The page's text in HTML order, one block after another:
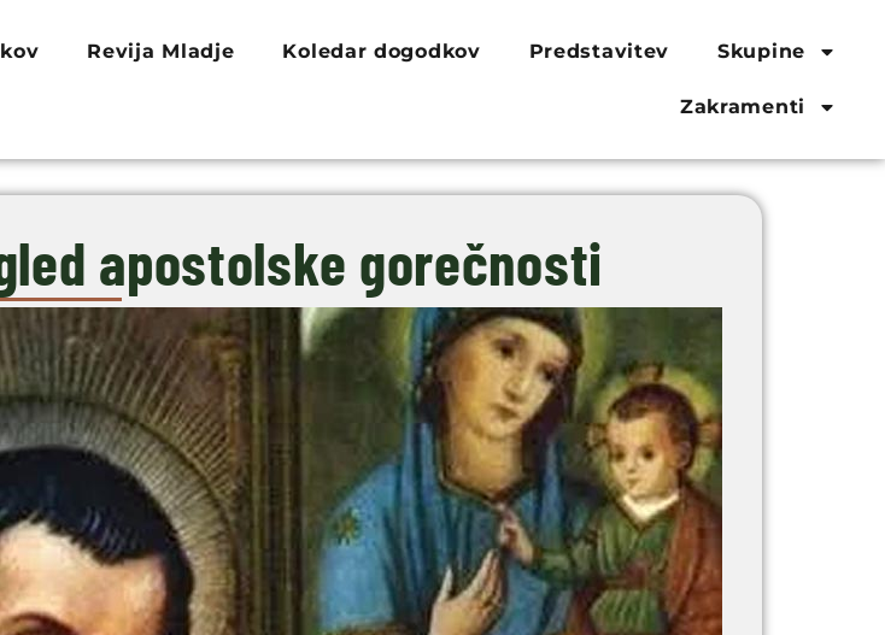
Revija Mladje Koledar dogodkov Predstavitev Skupine
Zakramenti
apostolske gorečnosti